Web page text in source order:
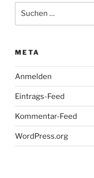
nach:
META
Anmelden
Eintrags-Feed
Kommentar-Feed
WordPress.org